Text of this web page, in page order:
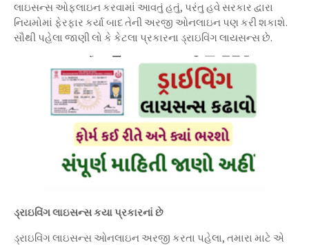
લાઇસન્સ ઓફલાઇન કરવામાં આવતું હતું, પરંતુ હવે સરકાર દ્વારા
નિયમોમાં ફેરફાર કર્યા બાદ તેની અરજી ઓનલાઇન પણ કરી શકાશે.
સૌથી પહેલા જાણી લો કે કેટલા પ્રકારના ડ્રાઇવિંગ લાયસન્સ છે.
ડ્રાઇવિંગ લાઇસન્સ કયા પ્રકારનાં છે
ડ્રાઇવિંગ લાઇસન્સ ઓનલાઇન અરજી કરતા પહેલા, તમારા માટે એ